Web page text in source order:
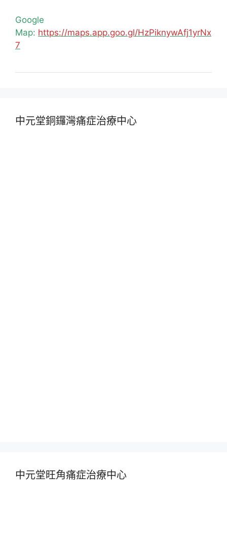
Google
Map: https://maps.app.goo.gl/HzPiknywAfj1yrNx
7
中元堂銅鑼灣痛症治療中心
中元堂旺角痛症治療中心